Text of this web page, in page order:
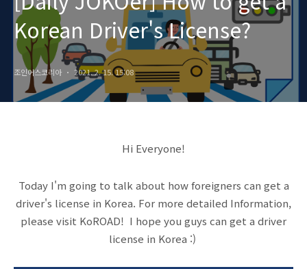
Korean Driver's License?
조인어스코리아 2021. 2. 15. 15:08
Hi Everyone!
Today I'm going to talk about how foreigners can get a
driver's license in Korea. For more detailed Information,
please visit KoROAD! I hope you guys can get a driver
license in Korea :)